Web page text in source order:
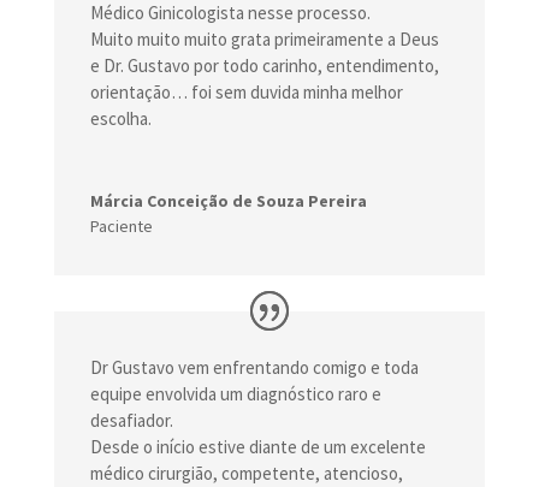
Médico Ginicologista nesse processo.
Muito muito muito grata primeiramente a Deus
e Dr. Gustavo por todo carinho, entendimento,
orientação… foi sem duvida minha melhor
escolha.
Márcia Conceição de Souza Pereira
Paciente
Dr Gustavo vem enfrentando comigo e toda
equipe envolvida um diagnóstico raro e
desafiador.
Desde o início estive diante de um excelente
médico cirurgião, competente, atencioso,